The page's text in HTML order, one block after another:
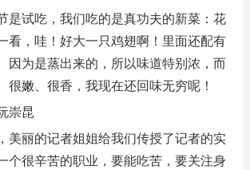
是试吃，我们吃的是真功夫的新菜：花
看，哇！好大一只鸡翅啊！里面还配有
因为是蒸出来的，所以味道特别浓，而
很嫩、很香，我现在还回味无穷呢！
崇昆
美丽的记者姐姐给我们传授了记者的实
个很辛苦的职业，要能吃苦，要关注身